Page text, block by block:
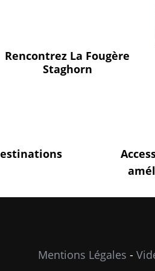
Rencontrez La Fougère
Staghorn
Mentions Légales -